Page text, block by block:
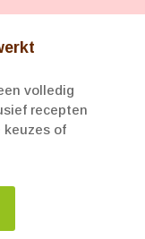
volledig
recepten
keuzes of